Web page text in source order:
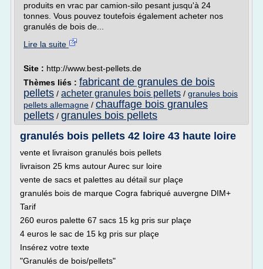
produits en vrac par camion-silo pesant jusqu'à 24
tonnes. Vous pouvez toutefois également acheter nos
granulés de bois de...
Lire la suite
Site : http://www.best-pellets.de
Thèmes liés : fabricant de granules de bois
pellets / acheter granules bois pellets / granules bois
pellets allemagne / chauffage bois granules
pellets / granules bois pellets
granulés bois pellets 42 loire 43 haute loire
vente et livraison granulés bois pellets
livraison 25 kms autour Aurec sur loire
vente de sacs et palettes au détail sur plaçe
granulés bois de marque Cogra fabriqué auvergne DIM+
Tarif
260 euros palette 67 sacs 15 kg pris sur plaçe
4 euros le sac de 15 kg pris sur plaçe
Insérez votre texte
"Granulés de bois/pellets"